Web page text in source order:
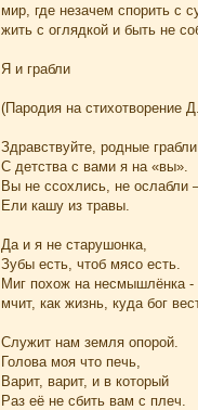
мир, где незачем спорить с
жить с оглядкой и быть не
Я и грабли
(Пародия на стихотворение
Здравствуйте, родные
С детства с вами я на «вы».
Вы не ссохлись, не ослабли
Ели кашу из травы.
Да и я не старушонка,
Зубы есть, чтоб мясо есть.
Миг похож на несмышлёнка -
мчит, как жизнь, куда бог
Служит нам земля опорой.
Голова моя что печь,
Варит, варит, и в который
Раз её не сбить вам с плеч.